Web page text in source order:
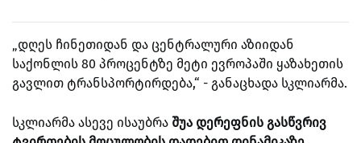
„დღეს ჩინეთიდან და ცენტრალური აზიიდან
საქონლის 80 პროცენტზე მეტი ევროპაში ყაზახეთის
გავლით ტრანსპორტირდება,“ - განაცხადა სკლიარმა.
სკლიარმა ასევე ისაუბრა შუა დერეფნის გასწვრივ